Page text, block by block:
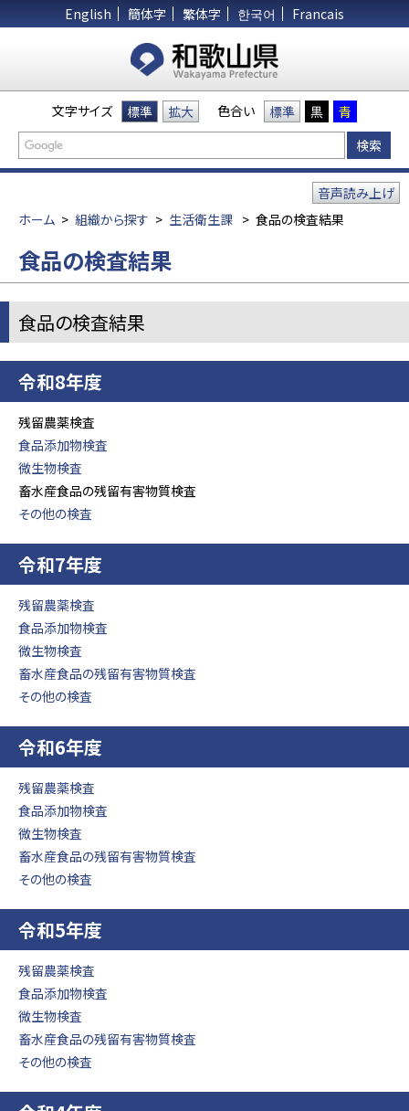
English 簡体字 繁体字 한국어 Francais
文字サイズ 標準 拡大 色合い 標準 黒 青
ホーム > 組織から探す > 生活衛生課 > 食品の検査結果
音声読み上げ
食品の検査結果
食品の検査結果
令和8年度
残留農薬検査
食品添加物検査
微生物検査
畜水産食品の残留有害物質検査
その他の検査
令和7年度
残留農薬検査
食品添加物検査
微生物検査
畜水産食品の残留有害物質検査
その他の検査
令和6年度
残留農薬検査
食品添加物検査
微生物検査
畜水産食品の残留有害物質検査
その他の検査
令和5年度
残留農薬検査
食品添加物検査
微生物検査
畜水産食品の残留有害物質検査
その他の検査